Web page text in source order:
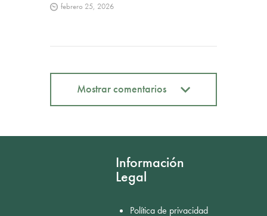
febrero 25, 2026
Mostrar comentarios
Información
Legal
Política de privacidad